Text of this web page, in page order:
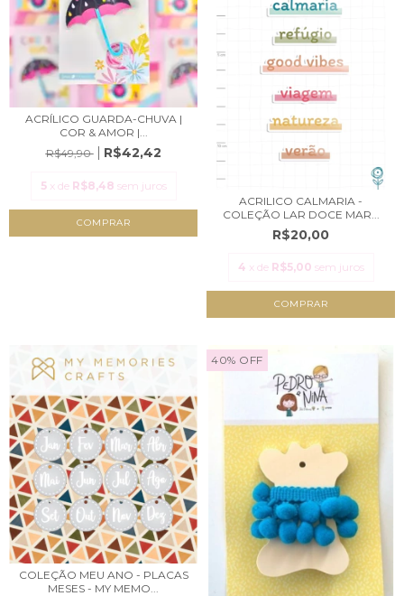
ACRÍLICO GUARDA-CHUVA |
COR & AMOR |...
R$49,90
R$42,42
5 x de R$8,48 sem juros
ACRILICO CALMARIA -
COLEÇÃO LAR DOCE MAR...
R$20,00
4 x de R$5,00 sem juros
COLEÇÃO MEU ANO - PLACAS
MESES - MY MEMO...
40% OFF